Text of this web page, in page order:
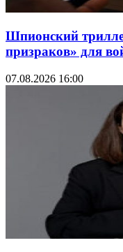
Шпионский
призраков» для
07.08.2026 16:00